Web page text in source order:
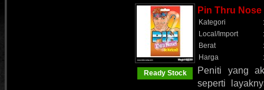
Ready Stock
Pin Thru Nose
Kategori
:
Local/Import
:
Berat
:
Harga
:
Peniti yang
seperti